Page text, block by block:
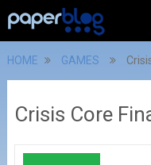
HOME GAMES
Crisis Core